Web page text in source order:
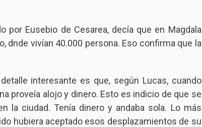
por Eusebio de Cesarea, decía que en Magdala
dnde vivían 40.000 persona. Eso confirma que la
interesante es que, según Lucas, cuando
proveía alojo y dinero. Esto es indicio de que se
la ciudad. Tenía dinero y andaba sola. Lo más
hubiera aceptado esos desplazamientos de su